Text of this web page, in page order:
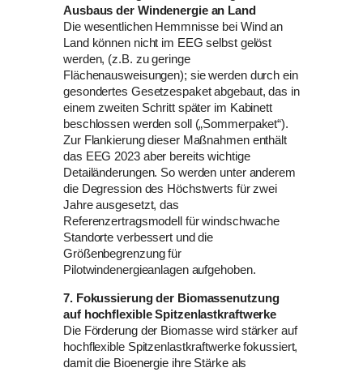
Ausbaus der Windenergie an Land
Die wesentlichen Hemmnisse bei Wind an
Land können nicht im EEG selbst gelöst
werden, (z.B. zu geringe
Flächenausweisungen); sie werden durch ein
gesondertes Gesetzespaket abgebaut, das in
einem zweiten Schritt später im Kabinett
beschlossen werden soll („Sommerpaket“).
Zur Flankierung dieser Maßnahmen enthält
das EEG 2023 aber bereits wichtige
Detailänderungen. So werden unter anderem
die Degression des Höchstwerts für zwei
Jahre ausgesetzt, das
Referenzertragsmodell für windschwache
Standorte verbessert und die
Größenbegrenzung für
Pilotwindenergieanlagen aufgehoben.
7. Fokussierung der Biomassenutzung
auf hochflexible Spitzenlastkraftwerke
Die Förderung der Biomasse wird stärker auf
hochflexible Spitzenlastkraftwerke fokussiert,
damit die Bioenergie ihre Stärke als